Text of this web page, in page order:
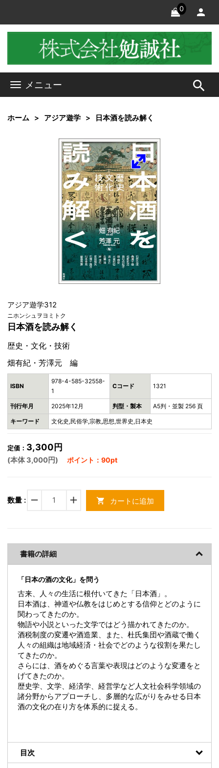
0
メニュー search
ホーム アジア遊学 日本酒を読み解く
アジア遊学312
ニホンシュヲヨミトク
日本酒を読み解く
歴史・文化・技術
畑有紀・芳澤元 編
ISBN
978-4-585-32558-
1
Cコード 1321
刊行年月 2025年12月 判型・製本 A5判・並製 256 頁
キーワード 文化史,民俗学,宗教,思想,世界史,日本史
定価： 3,300円
(本体 3,000円) ポイント：90pt
数量 : remove add shopping_cart カートに追加
書籍の詳細
「日本の酒の文化」を問う
古来、人々の生活に根付いてきた「日本酒」。
日本酒は、神道や仏教をはじめとする信仰とどのように
関わってきたのか。
物語や小説といった文学ではどう描かれてきたのか。
酒税制度の変遷や酒造業、また、杜氏集団や酒蔵で働く
人々の組織は地域経済・社会でどのような役割を果たし
てきたのか。
さらには、酒をめぐる言葉や表現はどのような変遷をと
げてきたのか。
歴史学、文学、経済学、経営学など人文社会科学領域の
諸分野からアプローチし、多層的な広がりをみせる日本
酒の文化の在り方を体系的に捉える。
目次